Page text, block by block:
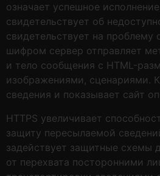
означает успешное
свидетельствует об
свидетельствует на проблему
шифром сервер отправляет
и тело сообщения с HTML-
изображениями, сценариями.
сведения и показывает сайт
HTTPS увеличивает
защиту пересылаемой
задействует защитные схемы
от перехвата посторонними